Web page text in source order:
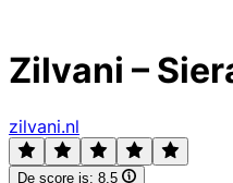
Zilvani –
zilvani.nl
De score is: 8,5